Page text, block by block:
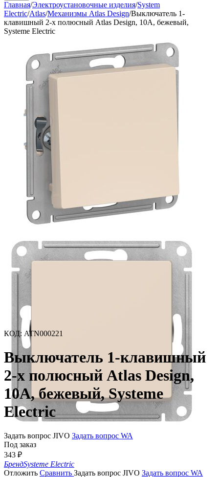
Главная/Электроустановочные изделия/System
Electric/Atlas/Механизмы Atlas Design/Выключатель 1-
клавишный 2-х полюсный Atlas Design, 10A, бежевый,
Systeme Electric
КОД: ATN000221
Выключатель 1-клавишный
2-х полюсный Atlas Design,
10A, бежевый, Systeme
Electric
Задать вопрос JIVO Задать вопрос WA
Под заказ
343 ₽
БрендSysteme Electric
Отложить Сравнить Задать вопрос JIVO Задать вопрос WA